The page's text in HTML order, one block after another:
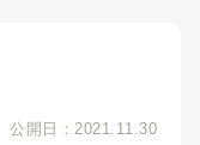
公開日：2021.11.30